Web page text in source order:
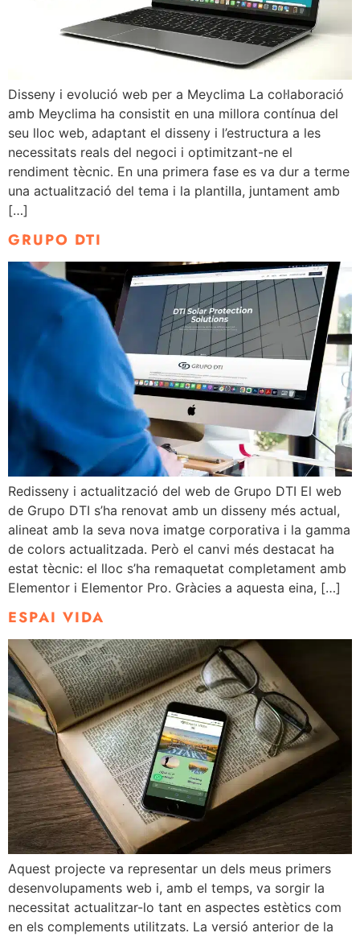
Disseny i evolució web per a Meyclima La col·laboració
amb Meyclima ha consistit en una millora contínua del
seu lloc web, adaptant el disseny i l’estructura a les
necessitats reals del negoci i optimitzant-ne el
rendiment tècnic. En una primera fase es va dur a terme
una actualització del tema i la plantilla, juntament amb
[…]
GRUPO DTI
Redisseny i actualització del web de Grupo DTI El web
de Grupo DTI s’ha renovat amb un disseny més actual,
alineat amb la seva nova imatge corporativa i la gamma
de colors actualitzada. Però el canvi més destacat ha
estat tècnic: el lloc s’ha remaquetat completament amb
Elementor i Elementor Pro. Gràcies a aquesta eina, […]
ESPAI VIDA
Aquest projecte va representar un dels meus primers
desenvolupaments web i, amb el temps, va sorgir la
necessitat actualitzar-lo tant en aspectes estètics com
en els complements utilitzats. La versió anterior de la